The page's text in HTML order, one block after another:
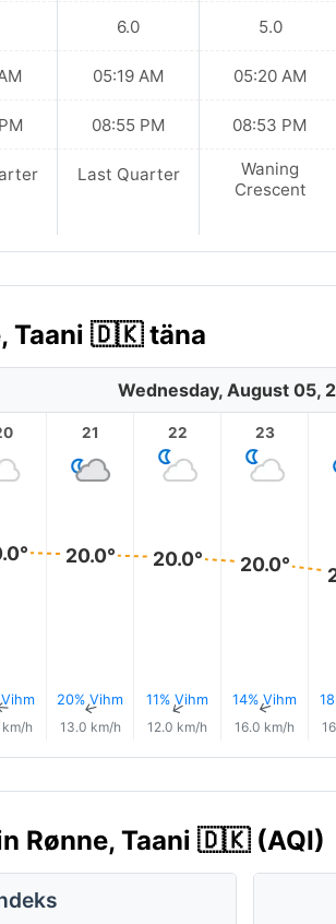
6.0
05:19 AM
08:55 PM
Last Quarter
5.0
05:20 AM
08:53 PM
Waning
Crescent
Taani 🇩🇰 täna
Wednesday, August 05,
h
21
20.0°
20% Vihm
↑
13.0 km/h
22
20.0°
11% Vihm
↑
12.0 km/h
23
20.0°
14% Vihm
↑
16.0 km/h
Rønne, Taani 🇩🇰 (AQI)